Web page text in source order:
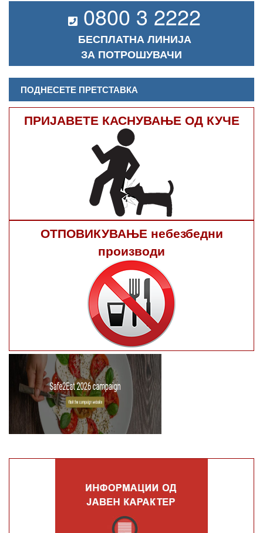
0800 3 2222
БЕСПЛАТНА ЛИНИЈА
ЗА ПОТРОШУВАЧИ
ПОДНЕСЕТЕ ПРЕТСТАВКА
ПРИЈАВЕТЕ КАСНУВАЊЕ ОД КУЧЕ
ОТПОВИКУВАЊЕ небезбедни
производи